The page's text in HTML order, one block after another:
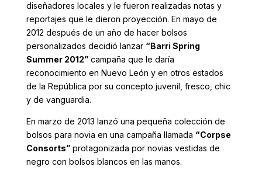
diseñadores locales y le fueron realizadas notas y
reportajes que le dieron proyección. En mayo de
2012 después de un año de hacer bolsos
personalizados decidió lanzar “Barri Spring
Summer 2012”campaña que le daría
reconocimiento en Nuevo León y en otros estados
de la República por su concepto juvenil, fresco, chic
y de vanguardia.
En marzo de 2013 lanzó una pequeña colección de
bolsos para novia en una campaña llamada “Corpse
Consorts”protagonizada por novias vestidas de
negro con bolsos blancos en las manos.